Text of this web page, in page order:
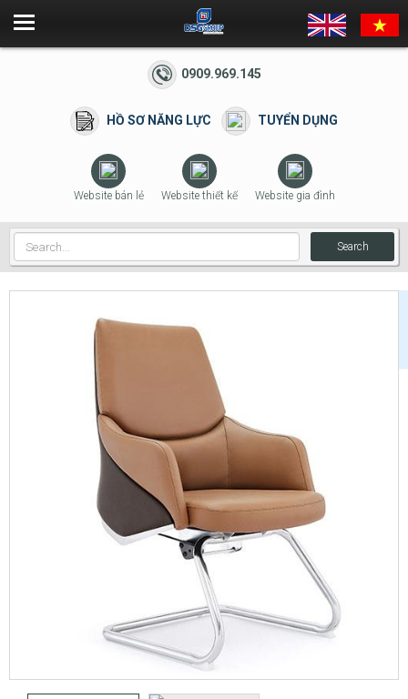
0909.969.145
HỒ SƠ NĂNG LỰC TUYỂN DỤNG
Website bán lẻ Website thiết kế Website gia đình
Search